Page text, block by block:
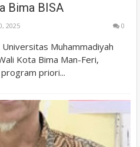
Bima BISA
2025 0
Muhammadiyah
Kota Bima Man-Feri,
priori...